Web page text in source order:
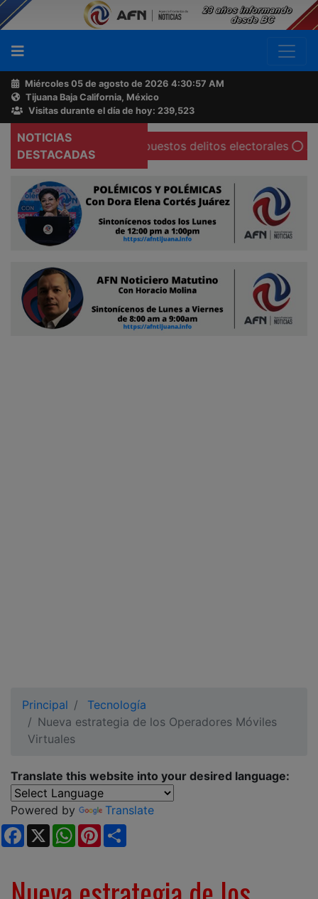
Miércoles 05 de agosto de 2026 4:30:58 AM
Tijuana Baja California, México
Visitas durante el día de hoy: 239,523
NOTICIAS
DESTACADAS
por supuestos delitos electorales Advierten
Principal
Tecnología
Nueva estrategia de los Operadores Móviles
Virtuales
Translate this website into your desired language:
Powered by
Translate
Facebook
X WhatsApp
Pinterest
Buscador
Acerca
de
AFN
Ventas
Contacto
Reportero
Ciudadano